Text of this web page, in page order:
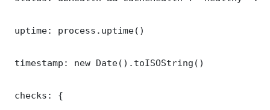
uptime: process.uptime()
timestamp: new Date().toISOString()
checks: {